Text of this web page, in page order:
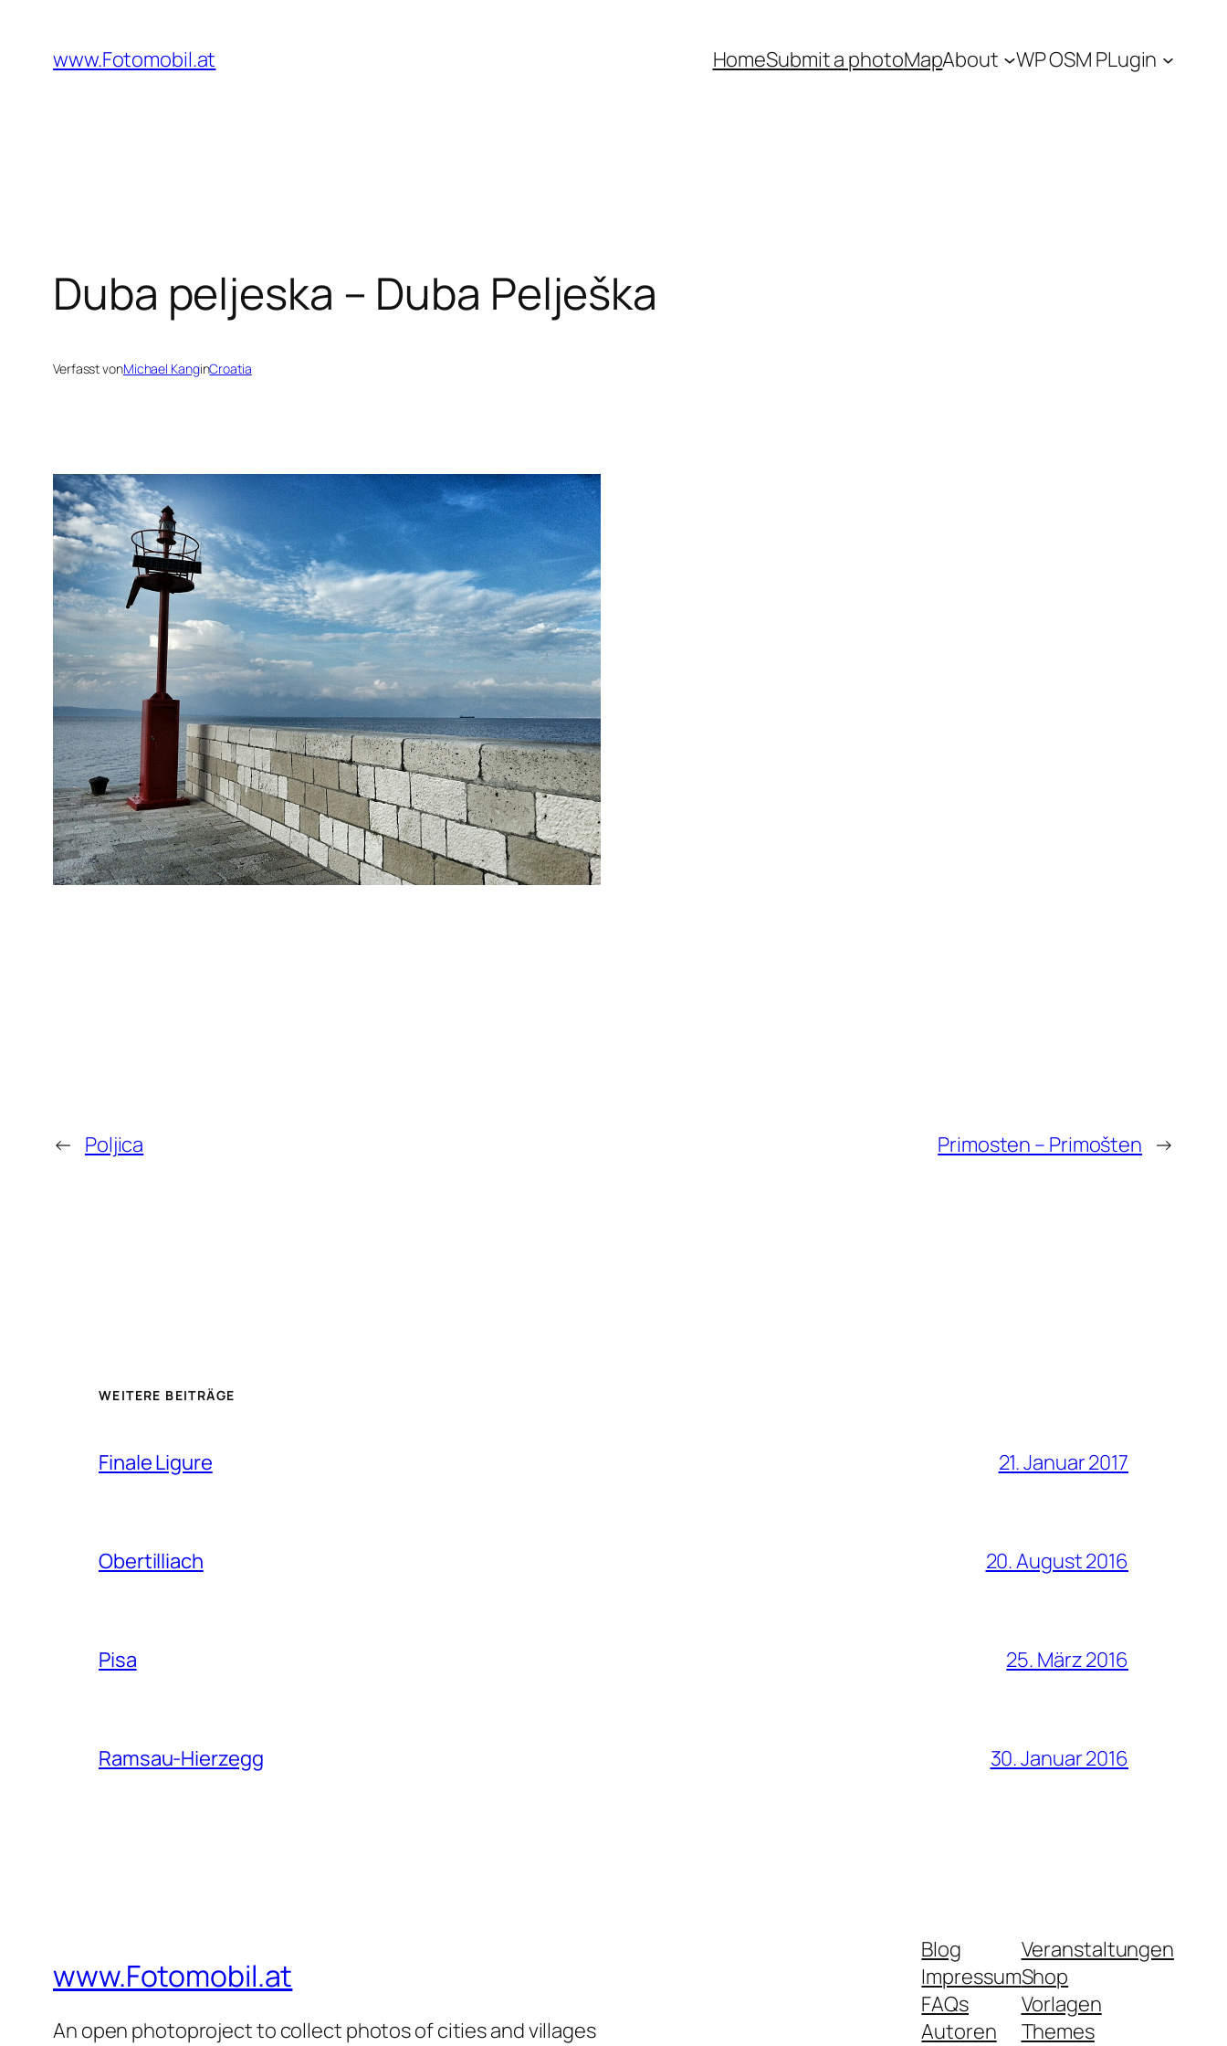
springen
www.Fotomobil.at HomeSubmit a photoMapAbout WP OSM PLugin
Duba peljeska – Duba Pelješka
Verfasst vonMichael KanginCroatia
← Poljica Primosten – Primošten →
WEITERE BEITRÄGE
Finale Ligure 21. Januar 2017
Obertilliach 20. August 2016
Pisa 25. März 2016
Ramsau-Hierzegg 30. Januar 2016
www.Fotomobil.at
An open photoproject to collect photos of cities and villages
Blog
Impressum
FAQs
Autoren
Veranstaltungen
Shop
Vorlagen
Themes